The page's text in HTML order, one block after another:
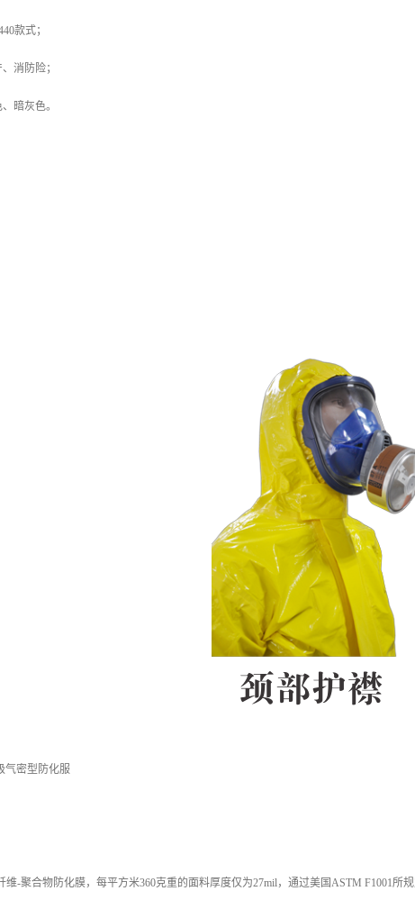
款式；
消防险；
暗灰色。
气密型防化服
型防化服
维-聚合物防化膜，每平方米360克重的面料厚度仅为27mil，通过美国ASTM F1001所